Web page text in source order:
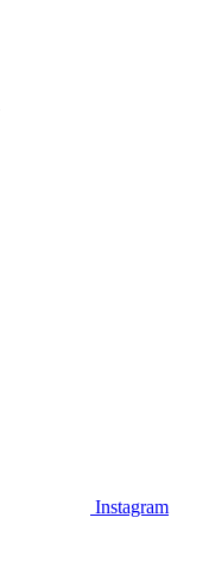
Instagram